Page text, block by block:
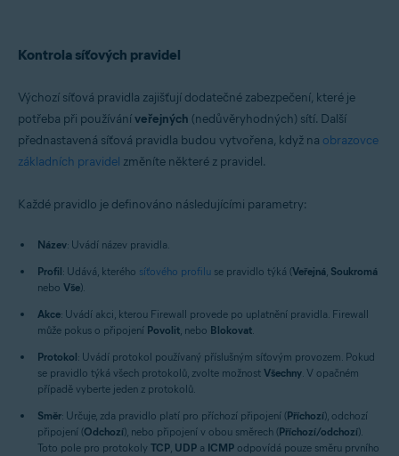
Kontrola síťových pravidel
Výchozí síťová pravidla zajišťují dodatečné zabezpečení, které je
potřeba při používáníveřejných (nedůvěryhodných) sítí. Další
přednastavená síťová pravidla budou vytvořena, když na obrazovce
základních pravidel změníte některé z pravidel.
Každé pravidlo je definováno následujícími parametry:
Název: Uvádí název pravidla.
Profil: Udává, kterého síťového profilu se pravidlo týká (Veřejná, Soukromá
nebo Vše).
Akce: Uvádí akci, kterou Firewall provede po uplatnění pravidla. Firewall
může pokus o připojení Povolit, nebo Blokovat.
Protokol: Uvádí protokol používaný příslušným síťovým provozem. Pokud
se pravidlo týká všech protokolů, zvolte možnost Všechny. V opačném
případě vyberte jeden z protokolů.
Směr: Určuje, zda pravidlo platí pro příchozí připojení (Příchozí), odchozí
připojení (Odchozí), nebo připojení v obou směrech (Příchozí/odchozí).
Toto pole pro protokoly TCP, UDP a ICMP odpovídá pouze směru prvního